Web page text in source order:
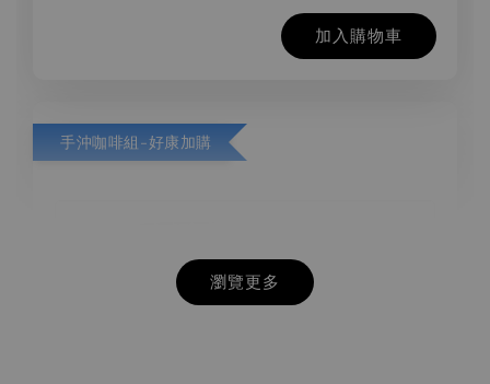
加入購物車
手沖咖啡組-好康加購
瀏覽更多